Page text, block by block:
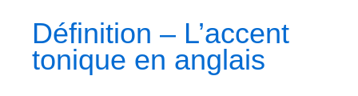
Définition – L’accent
tonique en anglais